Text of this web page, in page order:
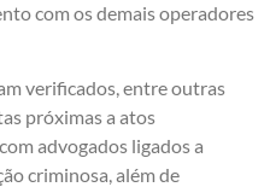
com os demais operadores
verificados, entre outras
próximas a atos
advogados ligados a
criminosa, além de